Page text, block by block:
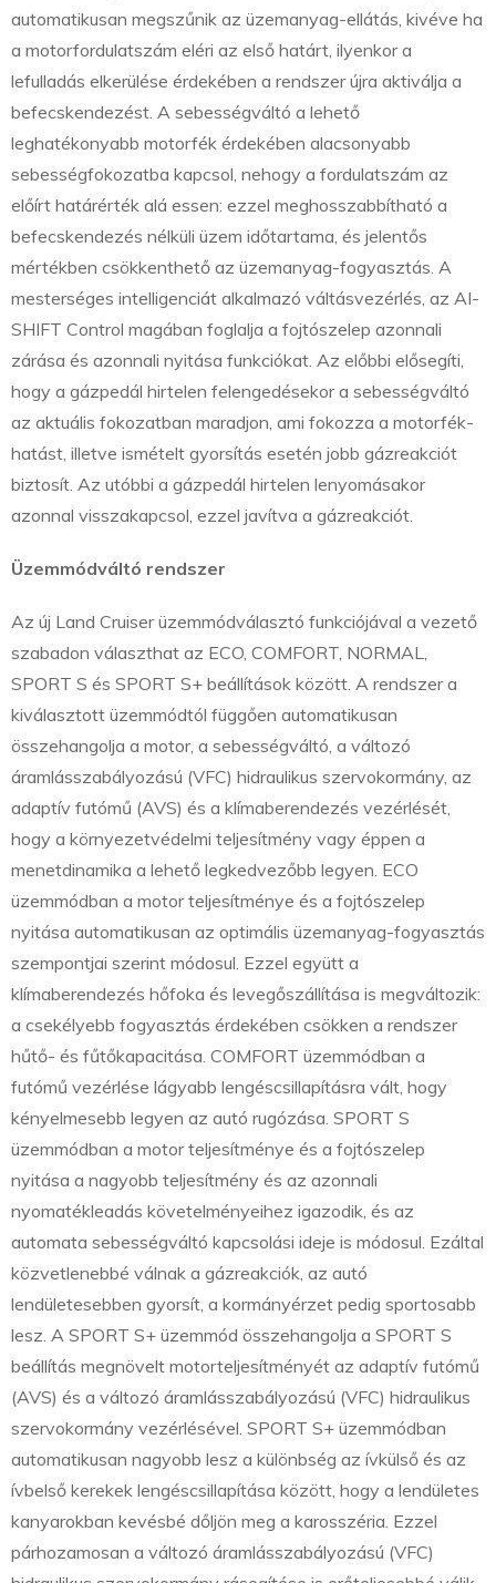
automatikusan megszűnik az üzemanyag-ellátás, kivéve ha
a motorfordulatszám eléri az első határt, ilyenkor a
lefulladás elkerülése érdekében a rendszer újra aktiválja a
befecskendezést. A sebességváltó a lehető
leghatékonyabb motorfék érdekében alacsonyabb
sebességfokozatba kapcsol, nehogy a fordulatszám az
előírt határérték alá essen: ezzel meghosszabbítható a
befecskendezés nélküli üzem időtartama, és jelentős
mértékben csökkenthető az üzemanyag-fogyasztás. A
mesterséges intelligenciát alkalmazó váltásvezérlés, az AI-
SHIFT Control magában foglalja a fojtószelep azonnali
zárása és azonnali nyitása funkciókat. Az előbbi elősegíti,
hogy a gázpedál hirtelen felengedésekor a sebességváltó
az aktuális fokozatban maradjon, ami fokozza a motorfék-
hatást, illetve ismételt gyorsítás esetén jobb gázreakciót
biztosít. Az utóbbi a gázpedál hirtelen lenyomásakor
azonnal visszakapcsol, ezzel javítva a gázreakciót.
Üzemmódváltó rendszer
Az új Land Cruiser üzemmódválasztó funkciójával a vezető
szabadon választhat az ECO, COMFORT, NORMAL,
SPORT S és SPORT S+ beállítások között. A rendszer a
kiválasztott üzemmódtól függően automatikusan
összehangolja a motor, a sebességváltó, a változó
áramlásszabályozású (VFC) hidraulikus szervokormány, az
adaptív futómű (AVS) és a klímaberendezés vezérlését,
hogy a környezetvédelmi teljesítmény vagy éppen a
menetdinamika a lehető legkedvezőbb legyen. ECO
üzemmódban a motor teljesítménye és a fojtószelep
nyitása automatikusan az optimális üzemanyag-fogyasztás
szempontjai szerint módosul. Ezzel együtt a
klímaberendezés hőfoka és levegőszállítása is megváltozik:
a csekélyebb fogyasztás érdekében csökken a rendszer
hűtő- és fűtőkapacitása. COMFORT üzemmódban a
futómű vezérlése lágyabb lengéscsillapításra vált, hogy
kényelmesebb legyen az autó rugózása. SPORT S
üzemmódban a motor teljesítménye és a fojtószelep
nyitása a nagyobb teljesítmény és az azonnali
nyomatékleadás követelményeihez igazodik, és az
automata sebességváltó kapcsolási ideje is módosul. Ezáltal
közvetlenebbé válnak a gázreakciók, az autó
lendületesebben gyorsít, a kormányérzet pedig sportosabb
lesz. A SPORT S+ üzemmód összehangolja a SPORT S
beállítás megnövelt motorteljesítményét az adaptív futómű
(AVS) és a változó áramlásszabályozású (VFC) hidraulikus
szervokormány vezérlésével. SPORT S+ üzemmódban
automatikusan nagyobb lesz a különbség az ívkülső és az
ívbelső kerekek lengéscsillapítása között, hogy a lendületes
kanyarokban kevésbé dőljön meg a karosszéria. Ezzel
párhozamosan a változó áramlásszabályozású (VFC)